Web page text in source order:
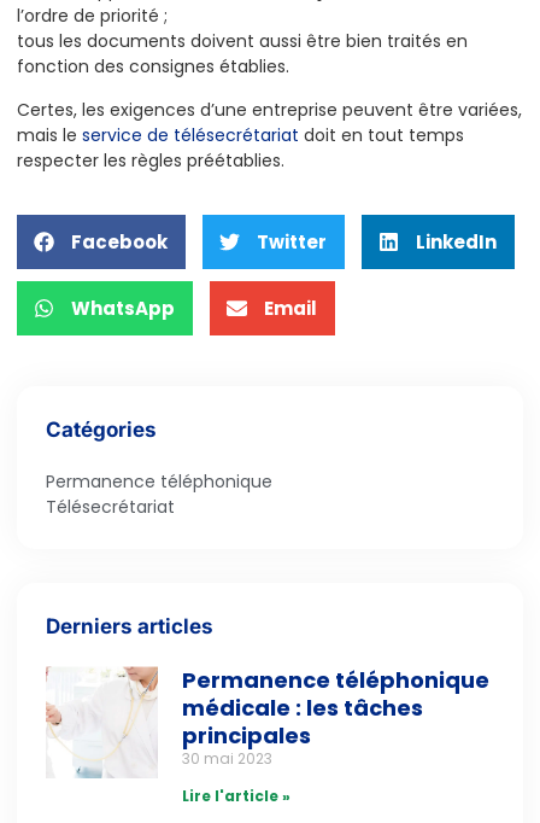
l’ordre de priorité ;
tous les documents doivent aussi être bien traités en
fonction des consignes établies.
Certes, les exigences d’une entreprise peuvent être variées,
mais le service de télésecrétariat doit en tout temps
respecter les règles préétablies.
Facebook Twitter LinkedIn
WhatsApp Email
Catégories
Permanence téléphonique
Télésecrétariat
Derniers articles
Permanence téléphonique
médicale : les tâches
principales
30 mai 2023
Lire l'article »